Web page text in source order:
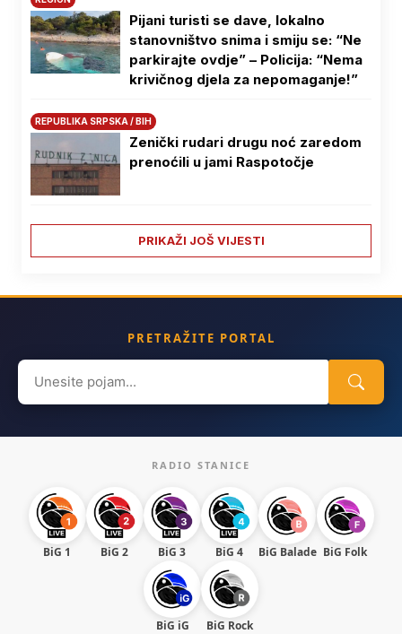
Pijani turisti se dave, lokalno
stanovništvo snima i smiju se: “Ne
parkirajte ovdje” – Policija: “Nema
krivičnog djela za nepomaganje!”
REPUBLIKA SRPSKA / BIH
Zenički rudari drugu noć zaredom
prenoćili u jami Raspotočje
PRIKAŽI JOŠ VIJESTI
PRETRAŽITE PORTAL
Search
for:
RADIO STANICE
BiG 1 BiG 2 BiG 3 BiG 4 BiG Balade BiG Folk
BiG iG BiG Rock